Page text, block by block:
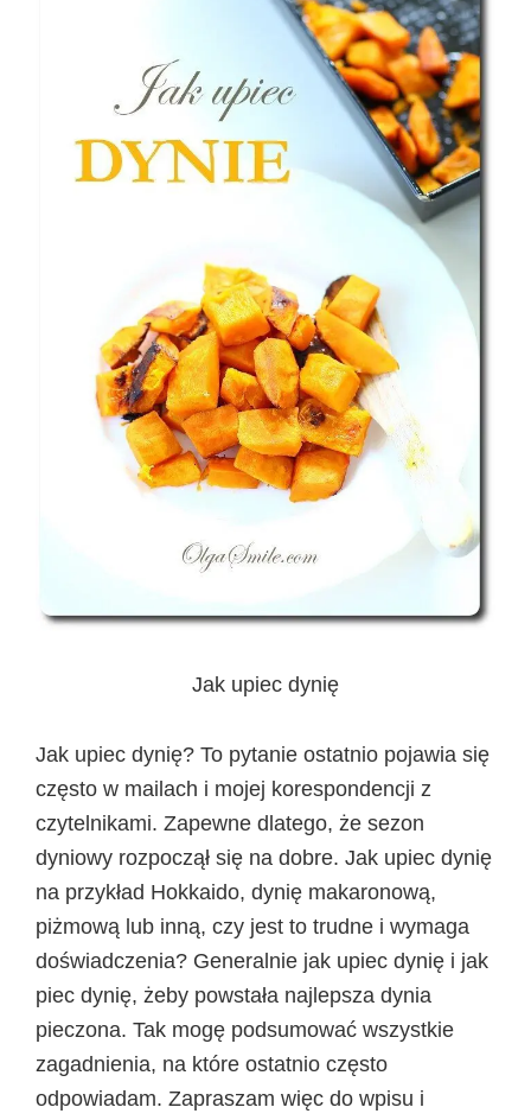
Jak upiec dynię
Jak upiec dynię? To pytanie ostatnio pojawia się
często w mailach i mojej korespondencji z
czytelnikami. Zapewne dlatego, że sezon
dyniowy rozpoczął się na dobre. Jak upiec dynię
na przykład Hokkaido, dynię makaronową,
piżmową lub inną, czy jest to trudne i wymaga
doświadczenia? Generalnie jak upiec dynię i jak
piec dynię, żeby powstała najlepsza dynia
pieczona. Tak mogę podsumować wszystkie
zagadnienia, na które ostatnio często
odpowiadam. Zapraszam więc do wpisu i